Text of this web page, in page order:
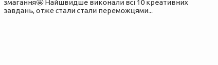
змагання🤩 Найшвидше виконали всі 10 креативних
завдань, отже стали стали переможцями...